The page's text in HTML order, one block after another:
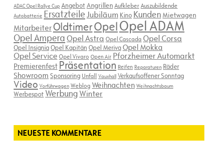
ADAC Opel Rallye Cup AngebotAngrillenAufkleberAuszubildende
Autobatterie ErsatzteileJubiläum Kino KundenMietwagen
Mitarbeiter OldtimerOpelOpel ADAM
Opel AmperaOpel Astra Opel Cascada Opel Corsa
Opel InsigniaOpel Kapitän Opel MerivaOpel Mokka
Opel ServiceOpel Vivaro Open Air Pforzheimer Automarkt
Premierenfest Präsentation Reifen Reparaturen Räder
Showroom Sponsoring Unfall Vauxhall Verkaufsoffener Sonntag
Video Vorführwagen Weblog Weihnachten Weihnachtsbaum
WerbespotWerbungWinter
NEUESTE KOMMENTARE